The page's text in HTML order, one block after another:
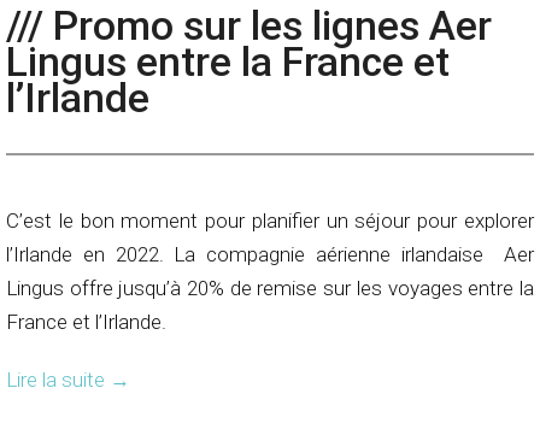
/// Promo sur les lignes Aer
Lingus entre la France et
l’Irlande
C’est le bon moment pour planifier un séjour pour explorer
l’Irlande en 2022. La compagnie aérienne irlandaise Aer
Lingus offre jusqu’à 20% de remise sur les voyages entre la
France et l’Irlande.
Lire la suite →